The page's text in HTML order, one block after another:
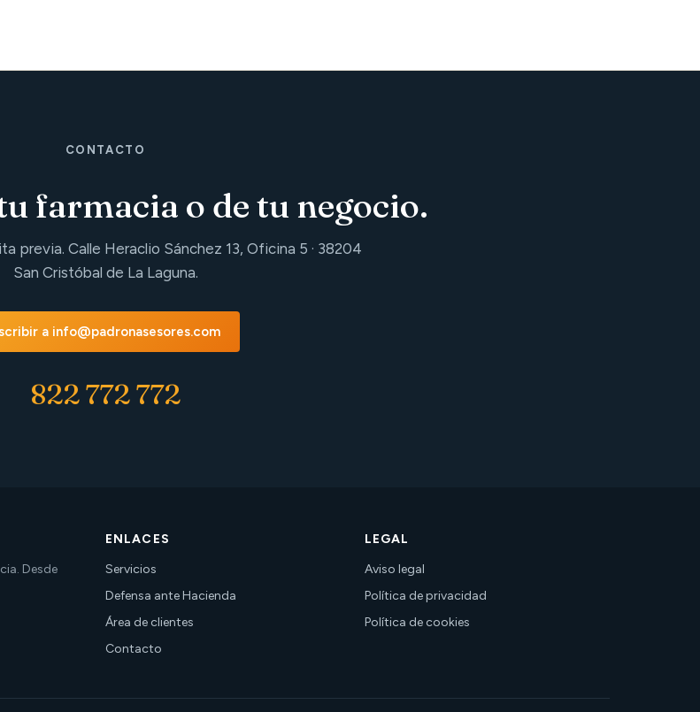
CONTACTO
farmacia o de tu negocio.
previa. Calle Heraclio Sánchez 13, Oficina 5 · 38204
San Cristóbal de La Laguna.
a info@padronasesores.com
822 772 772
Desde
ENLACES
Servicios
Defensa ante Hacienda
Área de clientes
Contacto
LEGAL
Aviso legal
Política de privacidad
Política de cookies